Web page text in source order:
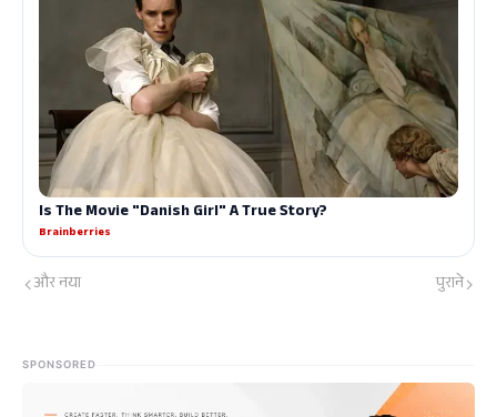
और नया पुराने
SPONSORED